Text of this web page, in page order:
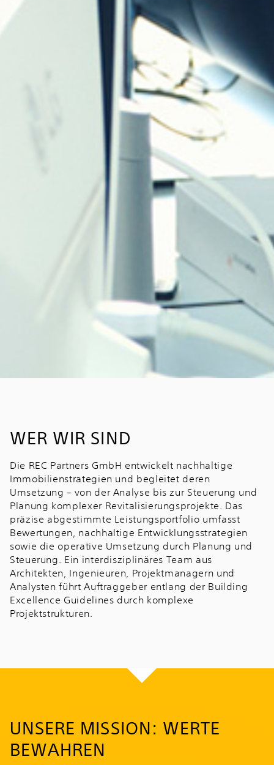
WER WIR SIND
Die REC Partners GmbH entwickelt nachhaltige
Immobilienstrategien und begleitet deren
Umsetzung – von der Analyse bis zur Steuerung und
Planung komplexer Revitalisierungsprojekte. Das
präzise abgestimmte Leistungsportfolio umfasst
Bewertungen, nachhaltige Entwicklungsstrategien
sowie die operative Umsetzung durch Planung und
Steuerung. Ein interdisziplinäres Team aus
Architekten, Ingenieuren, Projektmanagern und
Analysten führt Auftraggeber entlang der Building
Excellence Guidelines durch komplexe
Projektstrukturen.
UNSERE MISSION: WERTE
BEWAHREN